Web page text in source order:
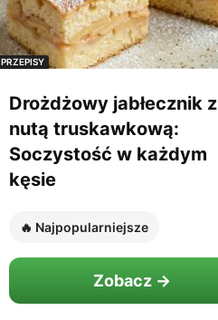
PRZEPISY
Drożdżowy jabłecznik z
nutą truskawkową:
Soczystość w każdym
kęsie
🔥 Najpopularniejsze
Zobacz →